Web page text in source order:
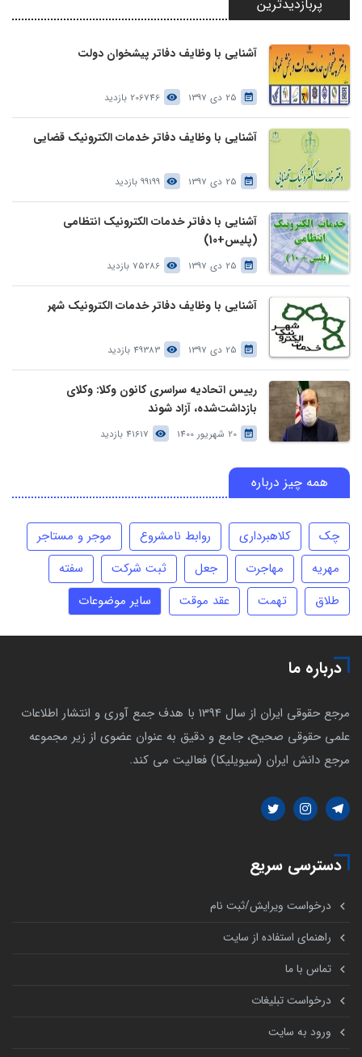
پربازدیدترین
آشنایی با وظایف دفاتر پیشخوان دولت
25 دی 1397 206746 بازدید
آشنایی با وظایف دفاتر خدمات الکترونیک قضایی
25 دی 1397 99199 بازدید
آشنایی با دفاتر خدمات الکترونیک انتظامی
(پلیس+10)
25 دی 1397 75286 بازدید
آشنایی با وظایف دفاتر خدمات الکترونیک شهر
25 دی 1397 49383 بازدید
رییس اتحادیه سراسری کانون وکلا: وکلای
بازداشت‌شده، آزاد شوند
20 شهریور 1400 41617 بازدید
همه چیز درباره
چک کلاهبرداری روابط نامشروع
موجر و مستاجر
مهریه
مهاجرت جعل ثبت شرکت
سفته
طلاق
تهمت عقد موقت سایر موضوعات
درباره ما
مرجع حقوقی ایران از سال 1394 با هدف جمع آوری و انتشار اطلاعات
علمی حقوقی صحیح، جامع و دقیق به عنوان عضوی از زیر مجموعه
مرجع دانش ایران (سیویلیکا) فعالیت می کند.
دسترسی سریع
درخواست ویرایش/ثبت نام
راهنمای استفاده از سایت
تماس با ما
درخواست تبلیغات
ورود به سایت